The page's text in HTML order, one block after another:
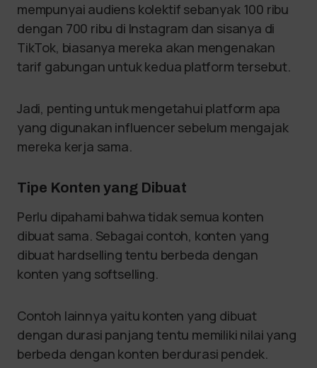
mempunyai audiens kolektif sebanyak 100 ribu
dengan 700 ribu di Instagram dan sisanya di
TikTok, biasanya mereka akan mengenakan
tarif gabungan untuk kedua platform tersebut.
Jadi, penting untuk mengetahui platform apa
yang digunakan influencer sebelum mengajak
mereka kerja sama.
Tipe Konten yang Dibuat
Perlu dipahami bahwa tidak semua konten
dibuat sama. Sebagai contoh, konten yang
dibuat hardselling tentu berbeda dengan
konten yang softselling.
Contoh lainnya yaitu konten yang dibuat
dengan durasi panjang tentu memiliki nilai yang
berbeda dengan konten berdurasi pendek.